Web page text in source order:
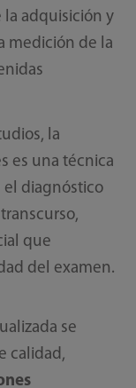
adquisición y
medición de la
la
es una técnica
el diagnóstico
que
del examen.
se
calidad,